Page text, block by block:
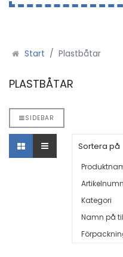
Start Plastbåtar
PLASTBÅTAR
SIDEBAR
Sortera på
Kategori
Namn på